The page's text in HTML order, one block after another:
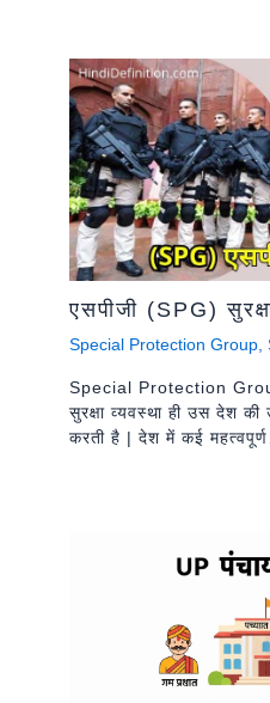
एसपीजी (SPG)
Special Protection Group,
Special Protection
सुरक्षा व्यवस्था ही उस देश की
करती है | देश में कई